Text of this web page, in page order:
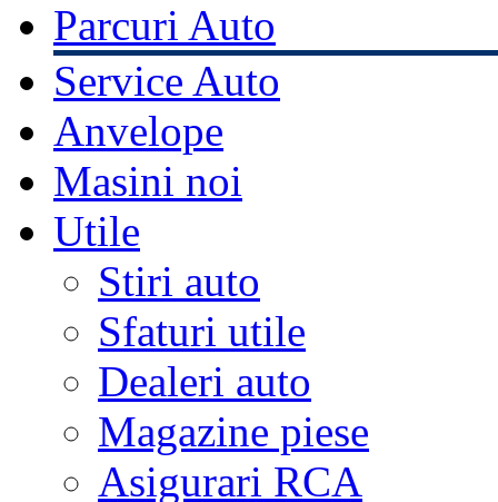
Parcuri Auto
Service Auto
Anvelope
Masini noi
Utile
Stiri auto
Sfaturi utile
Dealeri auto
Magazine piese
Asigurari RCA